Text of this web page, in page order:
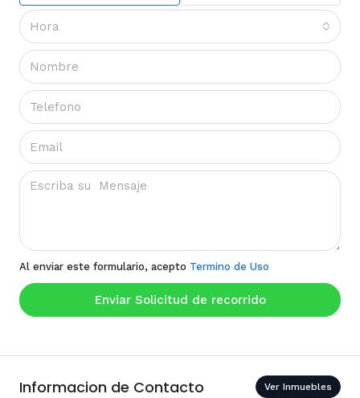
Hora
Al enviar este formulario, acepto Termino de Uso
Enviar Solicitud de recorrido
Informacion de Contacto Ver Inmuebles